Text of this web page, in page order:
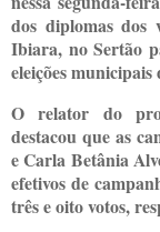
dos diplomas dos
Ibiara, no Sertão
eleições municipais
O relator do
destacou que as
e Carla Betânia
efetivos de
três e oito votos,